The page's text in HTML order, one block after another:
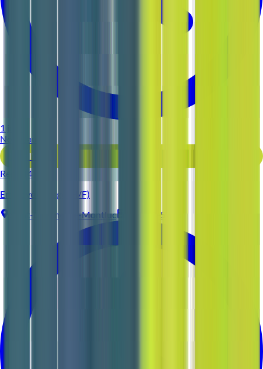
1 jour
Nouveau
Voir l'offre
Reso 44
Employé d'étage (H/F)
Saint-Étienne-de-Montluc
3-5 ans